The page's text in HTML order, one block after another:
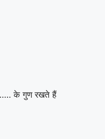
के गुण रखते हैं